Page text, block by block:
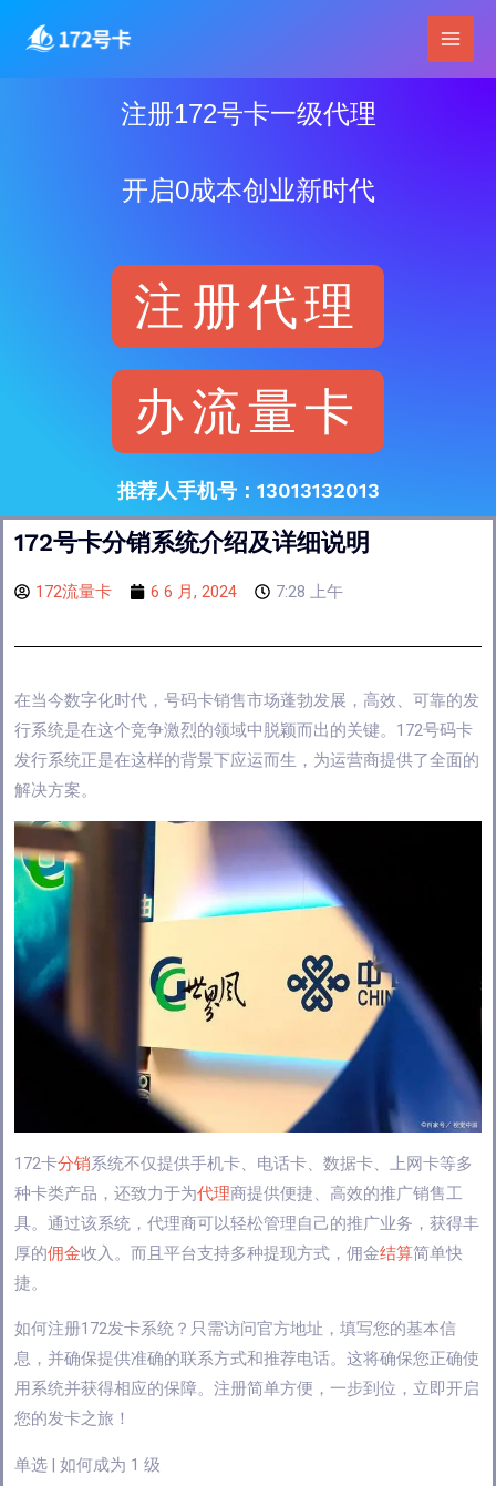
内
Main
注册172号卡一级代理
开启0成本创业新时代
注册代理
办流量卡
推荐人手机号：13013132013
172号卡分销系统介绍及详细说明
172流量卡 6 6 月, 2024 7:28 上午
在当今数字化时代，号码卡销售市场蓬勃发展，高效、可靠的发
行系统是在这个竞争激烈的领域中脱颖而出的关键。172号码卡
发行系统正是在这样的背景下应运而生，为运营商提供了全面的
解决方案。
172卡分销系统不仅提供手机卡、电话卡、数据卡、上网卡等多
种卡类产品，还致力于为代理商提供便捷、高效的推广销售工
具。通过该系统，代理商可以轻松管理自己的推广业务，获得丰
厚的佣金收入。而且平台支持多种提现方式，佣金结算简单快
捷。
如何注册172发卡系统？只需访问官方地址，填写您的基本信
息，并确保提供准确的联系方式和推荐电话。这将确保您正确使
用系统并获得相应的保障。注册简单方便，一步到位，立即开启
您的发卡之旅！
单选 | 如何成为 1 级